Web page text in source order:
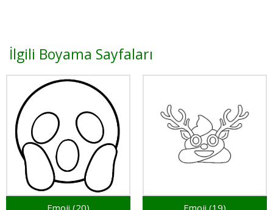
İlgili Boyama Sayfaları
Emoji (20) Emoji (19)